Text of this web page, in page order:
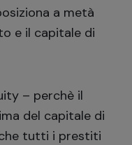
a metà
e il capitale di
– perchè il
del capitale di
tutti i prestiti